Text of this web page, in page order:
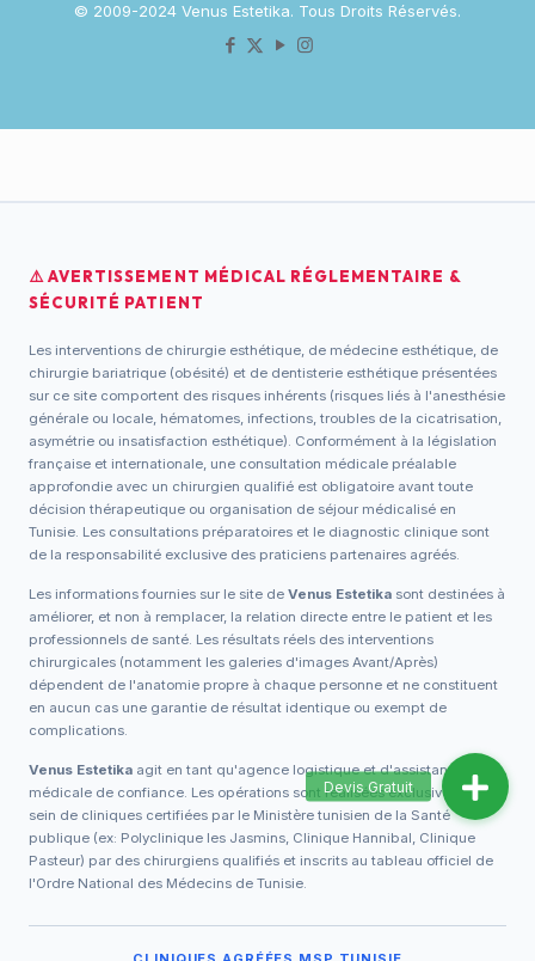
© 2009-2024 Venus Estetika. Tous Droits Réservés.
⚠️ AVERTISSEMENT MÉDICAL RÉGLEMENTAIRE &
SÉCURITÉ PATIENT
Les interventions de chirurgie esthétique, de médecine esthétique, de
chirurgie bariatrique (obésité) et de dentisterie esthétique présentées
sur ce site comportent des risques inhérents (risques liés à l'anesthésie
générale ou locale, hématomes, infections, troubles de la cicatrisation,
asymétrie ou insatisfaction esthétique). Conformément à la législation
française et internationale, une consultation médicale préalable
approfondie avec un chirurgien qualifié est obligatoire avant toute
décision thérapeutique ou organisation de séjour médicalisé en
Tunisie. Les consultations préparatoires et le diagnostic clinique sont
de la responsabilité exclusive des praticiens partenaires agréés.
Les informations fournies sur le site de Venus Estetika sont destinées à
améliorer, et non à remplacer, la relation directe entre le patient et les
professionnels de santé. Les résultats réels des interventions
chirurgicales (notamment les galeries d'images Avant/Après)
dépendent de l'anatomie propre à chaque personne et ne constituent
en aucun cas une garantie de résultat identique ou exempt de
complications.
Venus Estetika agit en tant qu'agence logistique et d'assistance
médicale de confiance. Les opérations sont réalisées exclusivement au
sein de cliniques certifiées par le Ministère tunisien de la Santé
publique (ex: Polyclinique les Jasmins, Clinique Hannibal, Clinique
Pasteur) par des chirurgiens qualifiés et inscrits au tableau officiel de
l'Ordre National des Médecins de Tunisie.